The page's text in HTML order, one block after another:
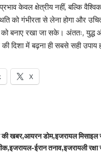
केवल क्षेत्रीय नहीं, बल्कि
को गंभीरता से लेना होगा और
को बनाए रखा जा सके। अंततः, युद्ध
दिशा में बढ़ना ही सबसे सही उपाय
X
खबर आयरन डोम इजरायल मिसाइल
इजरायल-ईरान तनाव इजरायली रक्षा